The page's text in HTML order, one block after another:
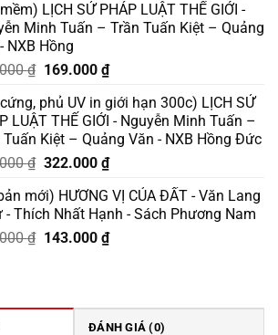
LỊCH SỬ PHÁP LUẬT THẾ GIỚI -
Minh Tuấn – Trần Tuấn Kiệt – Quảng
NXB Hồng
₫ Giá
là:
199.000 ₫.
169.000 ₫Giá
tại
là:
169.000 ₫.
phủ UV in giới hạn 300c) LỊCH SỬ
LUẬT THẾ GIỚI - Nguyễn Minh Tuấn –
Tuấn Kiệt – Quảng Văn - NXB Hồng Đức
₫ Giá
là:
379.000 ₫.
322.000 ₫Giá
tại
là:
322.000 ₫.
mới) HƯƠNG VỊ CỦA ĐẤT - Văn Lang
- Thích Nhất Hạnh - Sách Phương Nam
₫ Giá
143.000 ₫Giá
143.000 ₫.
ĐÁNH GIÁ (0)